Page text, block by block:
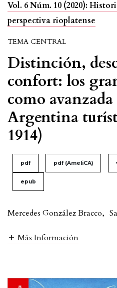
Vol. 6 Núm. 10 (2020):
perspectiva rioplatense
TEMA CENTRAL
Distinción,
confort: los
como
Argentina
1914)
pdf pdf (AmeliCA)
epub
Mercedes González Bracco,
Más Información